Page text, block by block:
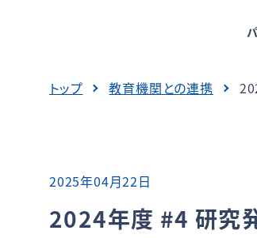
トップ 教育機関との連携
2025年04月22日
2024年度 #4 研究